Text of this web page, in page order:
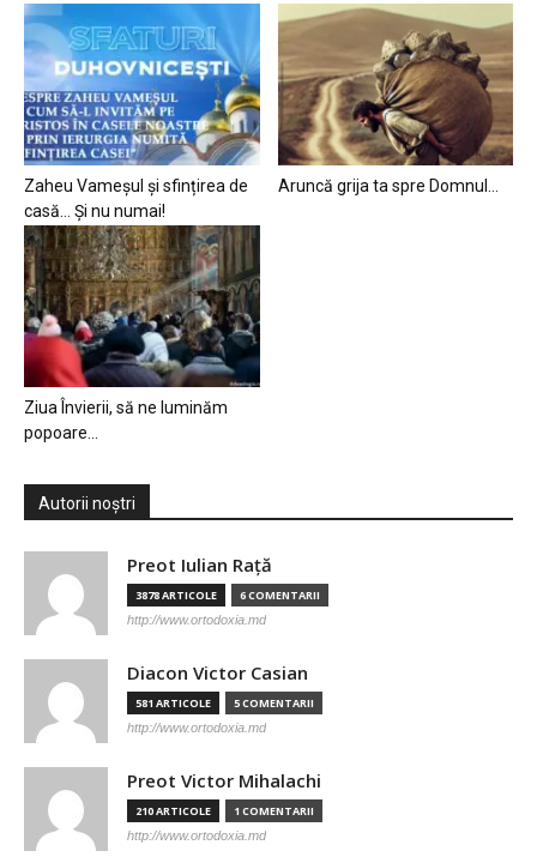
Zaheu Vameșul și sfințirea de
casă… Și nu numai!
Aruncă grija ta spre Domnul…
Ziua Învierii, să ne luminăm
popoare…
Autorii noștri
Preot Iulian Raţă
3878 ARTICOLE 6 COMENTARII
http://www.ortodoxia.md
Diacon Victor Casian
581 ARTICOLE 5 COMENTARII
http://www.ortodoxia.md
Preot Victor Mihalachi
210 ARTICOLE 1 COMENTARII
http://www.ortodoxia.md